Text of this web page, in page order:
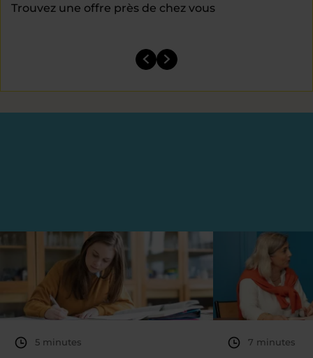
Trouvez une offre près de chez vous
5 minutes 7 minutes